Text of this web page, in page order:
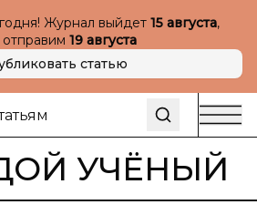
Журнал выйдет 15 августа,
19 августа
статью
УЧЁНЫЙ